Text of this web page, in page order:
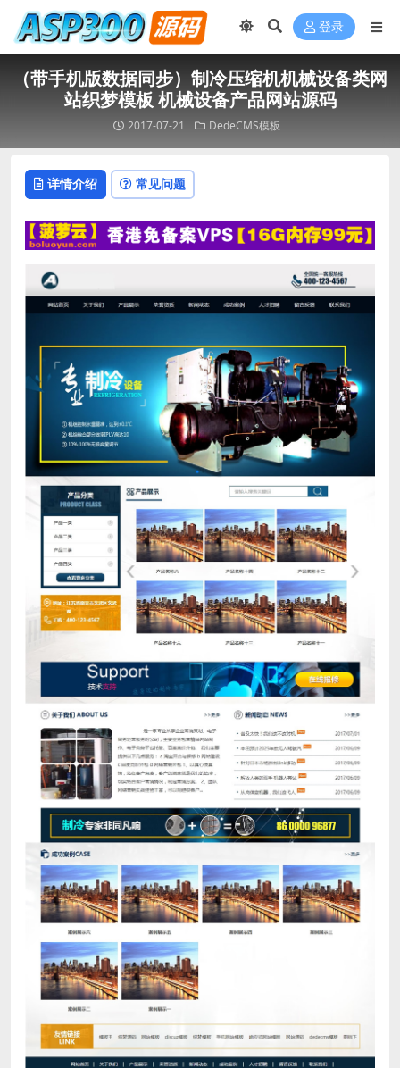
登录
（带手机版数据同步）制冷压缩机机械设备类网
站织梦模板 机械设备产品网站源码
2017-07-21 DedeCMS模板
详情介绍 常见问题